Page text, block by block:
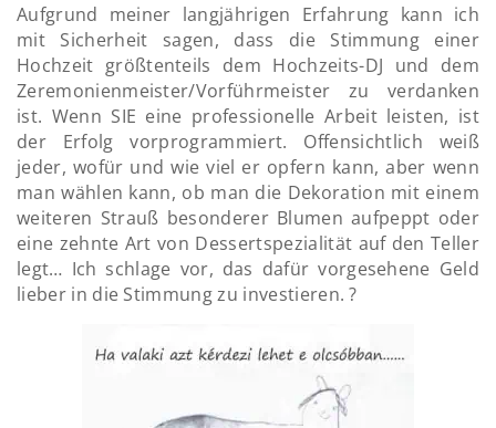
Aufgrund meiner langjährigen Erfahrung kann ich
mit Sicherheit sagen, dass die Stimmung einer
Hochzeit größtenteils dem Hochzeits-DJ und dem
Zeremonienmeister/Vorführmeister zu verdanken
ist. Wenn SIE eine professionelle Arbeit leisten, ist
der Erfolg vorprogrammiert. Offensichtlich weiß
jeder, wofür und wie viel er opfern kann, aber wenn
man wählen kann, ob man die Dekoration mit einem
weiteren Strauß besonderer Blumen aufpeppt oder
eine zehnte Art von Dessertspezialität auf den Teller
legt… Ich schlage vor, das dafür vorgesehene Geld
lieber in die Stimmung zu investieren. ?